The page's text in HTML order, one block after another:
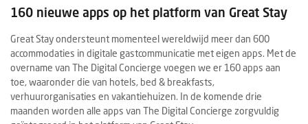
160 nieuwe apps op het platform van Great Stay
Great Stay ondersteunt momenteel wereldwijd meer dan 600
accommodaties in digitale gastcommunicatie met eigen apps. Met de
overname van The Digital Concierge voegen we er 160 apps aan
toe, waaronder die van hotels, bed & breakfasts,
verhuurorganisaties en vakantiehuizen. In de komende drie
maanden worden alle apps van The Digital Concierge zorgvuldig